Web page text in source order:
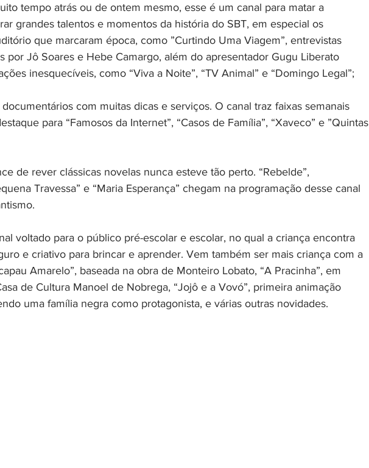
tempo atrás ou de ontem mesmo, esse é um canal para matar a
grandes talentos e momentos da história do SBT, em especial os
que marcaram época, como ”Curtindo Uma Viagem”, entrevistas
por Jô Soares e Hebe Camargo, além do apresentador Gugu Liberato
inesquecíveis, como “Viva a Noite”, “TV Animal” e “Domingo Legal”;
documentários com muitas dicas e serviços. O canal traz faixas semanais
para “Famosos da Internet”, “Casos de Família”, “Xaveco” e ”Quintas
de rever clássicas novelas nunca esteve tão perto. “Rebelde”,
Travessa” e “Maria Esperança” chegam na programação desse canal
voltado para o público pré-escolar e escolar, no qual a criança encontra
e criativo para brincar e aprender. Vem também ser mais criança com a
Amarelo”, baseada na obra de Monteiro Lobato, “A Pracinha”, em
de Cultura Manoel de Nobrega, “Jojô e a Vovó”, primeira animação
uma família negra como protagonista, e várias outras novidades.